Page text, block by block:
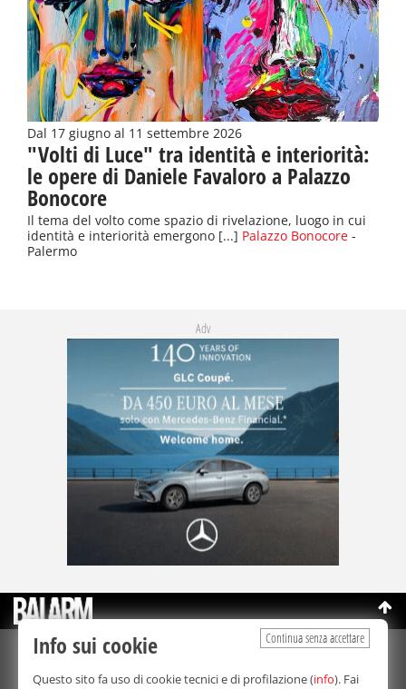
Dal 17 giugno al 11 settembre 2026
"Volti di Luce" tra identità e interiorità:
le opere di Daniele Favaloro a Palazzo
Bonocore
Il tema del volto come spazio di rivelazione, luogo in cui
identità e interiorità emergono [...] Palazzo Bonocore -
Palermo
Adv
©Copyright 2003-2026
Bmedia Srl- P.IVA 07064240828
Continua senza accettare
Info sui cookie
Questo sito fa uso di cookie tecnici e di profilazione (info). Fai